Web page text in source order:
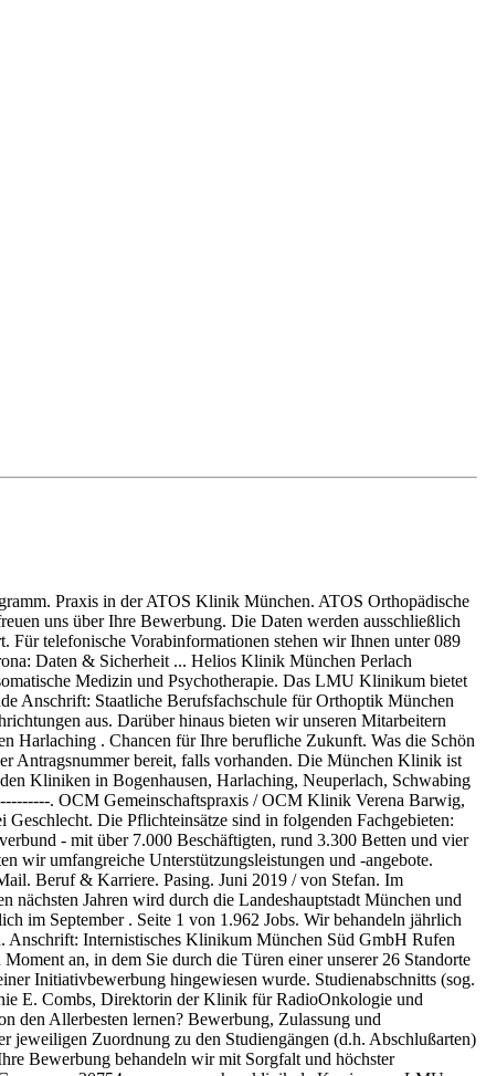
auf internationalem Spitzenniveau: Die Kliniken sind die maßgeblichen Leistungsträger der Medizin an der Technischen Universität München (TUM). Welcome to Ludwig-Maximilians-Universität München - the University in the heart of Munich. Freitag 11:00 Uhr bis 12:00 Uhr und nach Vereinbarung (nicht während der Ferien) Sekretariat. Bitte nutzen Sie die Zugangsdaten aus dieser E-Mail, um eine Bewerbung für die Klinik anzulegen. Genau deshalb ist die Zeit reif für eine Klinik, die anders denkt. Hier … Die München Klinik - an fünf Standorten im Münchener Stadtgebiet. ... Karriere am LMU Klinikum. Die München Klinik ist eine gemeinnützige Organisation und der offizielle Gesundheitsversorger der Stadt München. Das Besondere für die Patientinnen und Patienten: Sie können direkt von Erkenntnissen profitieren, die die Mediziner und Medizinerinnen in der Forschung gewinnen. Jetzt bewerben. 21, … Abschnitt der Ärztlichen Prüfung) in München bestanden haben, besteht bei rechtzeitiger Beantragung ein Übernahmeanspruch in das 1. Wir freuen uns über Ihre Bewerbung per E-Mail oder Post. Das passiert, nachdem Sie die Bewerbung versendet haben: Chancengleichheit ist für uns mehr als eine gesetzliche Pflicht. Die Klinik stellt sich vor. Die München Klinik ist eine gemeinnützige Organisation und der offizielle Gesundheitsversorger der Stadt München. Die München Klinik ist mit rund 7.000 Mitarbeiterinnen und Mitarbeitern, einer eigenen Akademie und Berufsfachschule das größte kommunale Klinikunternehmen in Süddeutschland. Wir tun das das ganze Jahr über, rund um die Uhr - ob im patientennahen Dienst oder in der Verwaltung. Gestalten Sie mit uns die neue München Klinik! Neben höchsten Standards in der Behandlung bieten eine leistungsfähige Infrastruktur und moderne Gebäude den Rahmen für einen attraktiven Arbeitsplatz, an dem unsere Mitarbeiterinnen und Mitarbeiter gern tätig sind. Wir bringen uns täglich mit hohem Einsatz in unsere Aufgabe ein. Klinikum als Arbeitgeber; Stellenangebote; Express-Bewerbung Pflege; Lehrkrankenhaus TU München. Mit den Kliniken in Bogenhausen, Harlaching, Neuperlach, Schwabing und Thalkirchner Straße bietet die München Klinik eine umfassende Versorgung … Besuchen Sie uns: Service Desk Campus München Arcisstr. 6, 81369 München bewerbung@ocm-muenchen.de . Werden Sie jetzt Teil unseres Teams – wir freuen uns auf Ihre Bewerbung! LMU is recognized as one of Europe's premier academic and research institutions. Bitte halten Sie Ihre Bewerber- oder Antragsnummer bereit, falls vorhanden. Mit den Kliniken in Bogenhausen, Harlaching, Neuperlach, Schwabing und Thalkirchner Straße bietet die München Klinik eine umfassende Versorgung auf höchstem medizinischem und pflegerischem Niveau. "go42tum") or TUM e-mail address and your password, or continue without logging in.. Wir sind Deutschlands zweitgrößter kommunaler Krankenhausverbund - mit über 7.000 Beschäftigten, rund 3.300 Betten und vier Häusern der Maximalversorgung. Jetzt Job finden So erreichen Sie uns. Durch klare Aufgabenverteilung - etwa in der Pflege - können sich unsere Mitarbeiter auf ihre Kernkompetenz